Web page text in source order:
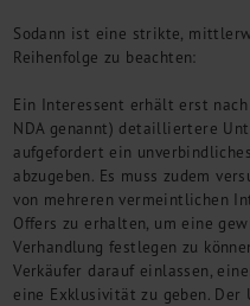
Sodann ist eine strikte,
Reihenfolge zu beachten:
Ein Interessent erhält erst
NDA genannt) detailliertere
aufgefordert ein
abzugeben. Es muss zudem
von mehreren vermeintlichen
Offers zu erhalten, um eine
Verhandlung festlegen zu
Verkäufer darauf einlassen,
eine Exklusivität zu geben.